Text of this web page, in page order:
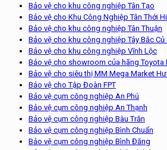
Bảo vệ cho khu công nghiệp Tân Tạo
Bảo vệ cho Khu Công Nghiệp Tân Thới
Bảo vệ cho khu công nghiệp Tân Thuận
Bảo vệ cho khu công nghiệp Tây Bắc Củ
Bảo vệ cho khu công nghiệp Vĩnh Lộc
Bảo vệ cho showroom của hãng Toyota
Bảo vệ cho siêu thị MM Mega Market
Bảo vệ cho Tập Đoàn FPT
Bảo vệ cụm công nghiệp An Phú
Bảo vệ cụm công nghiệp An Thạnh
Bảo vệ cụm công nghiệp Bàu Trăn
Bảo vệ cụm công nghiệp Bình Chuẩn
Bảo vệ cụm công nghiệp Bình Đăng